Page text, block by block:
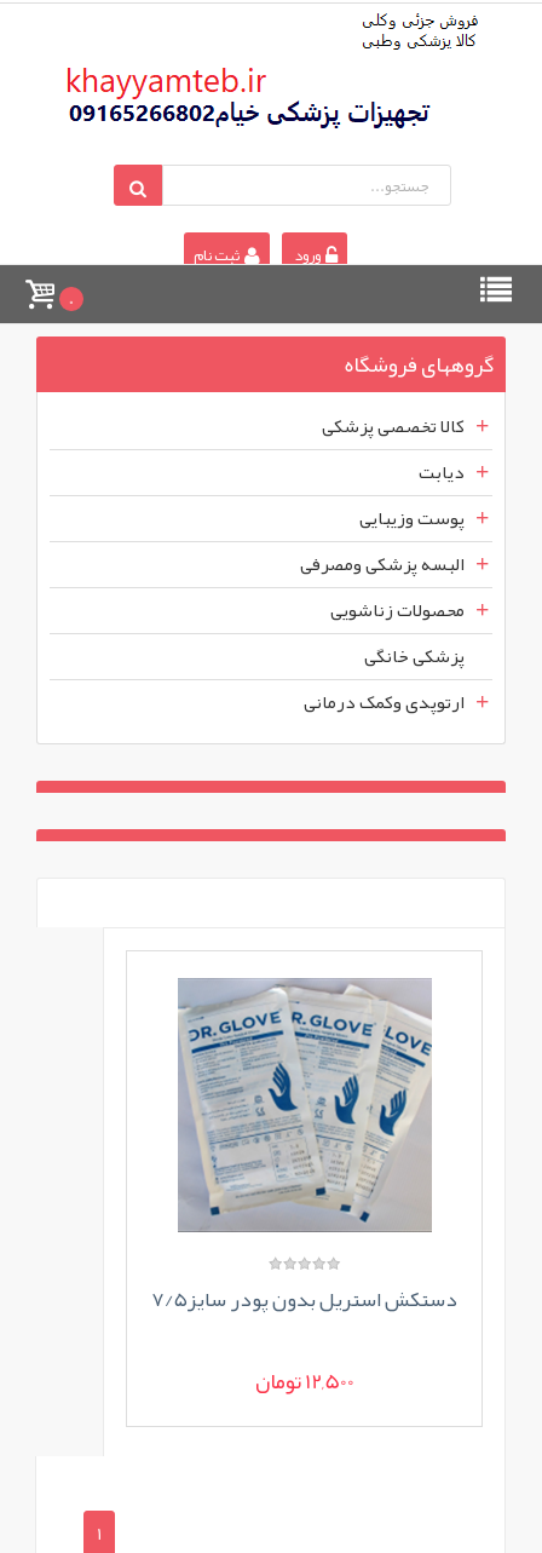
ورود ثبت نام
0
گروههای فروشگاه
کالا تخصصی پزشکی
دیابت
پوست وزیبایی
البسه پزشکی ومصرفی
محصولات زناشویی
پزشکی خانگی
ارتوپدی وکمک درمانی
دستکش استریل بدون پودر سایز۷/۵
12,500 تومان
1